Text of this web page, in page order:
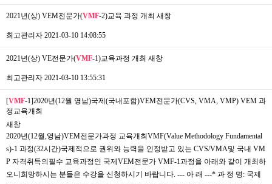
2021년(상) VEM전문가(VMF-2)교육 과정 개최 새창
최고관리자 2021-03-10 14:08:55
2021년(상) VE전문가(VMF-1)교육과정 개최 새창
최고관리자 2021-03-10 13:55:31
[VMF-1]2020년(12월 영남)국제(국내포함)VEM전문가(CVS, VMA, VMP) VEM 과
정교육개최
새창
2020년(12월,영남)VEM전문가과정 교육개최VMF(Value Methodology Fundamental
s)-1 과정(32시간)국제적으로 권위와 능력을 인정받고 있는 CVS/VMA및 국내 VM
P 자격취득의필수 교육과정인 국제VEM전문가 VMF-1과정을 아래와 같이 개최하
오니희망하시는 분들은 수강을 신청하시기 바랍니다. --- 아 래 ---* 과 정 명: 국제